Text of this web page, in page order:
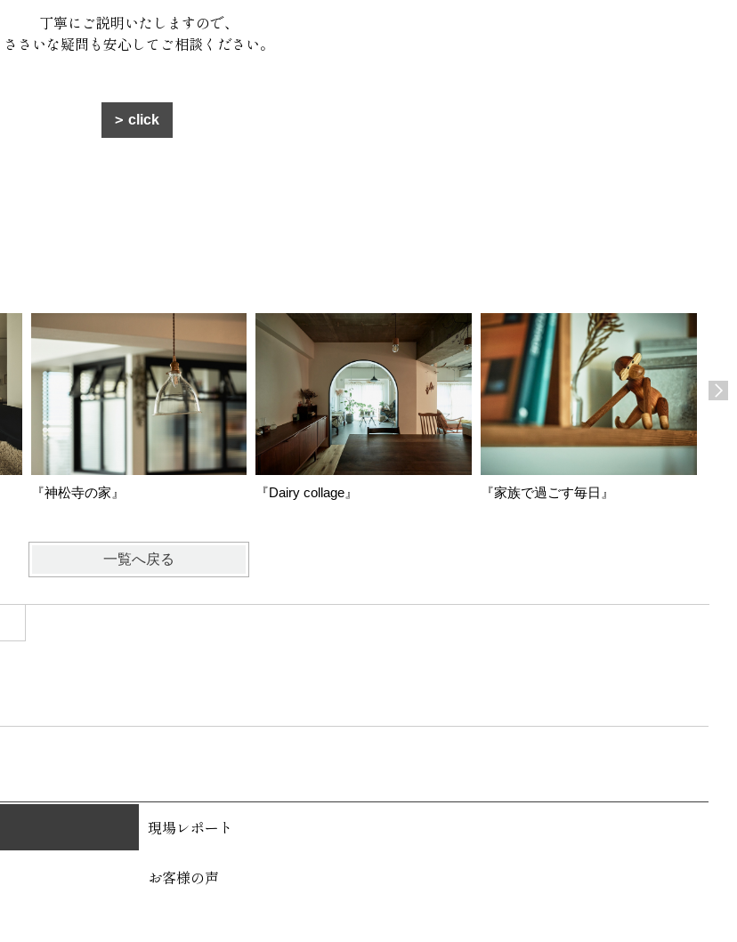
丁寧にご説明いたしますので、
ささいな疑問も安心してご相談ください。
click
『神松寺の家』 『Dairy collage』 『家族で過ごす毎日』
一覧へ戻る
現場レポート
お客様の声